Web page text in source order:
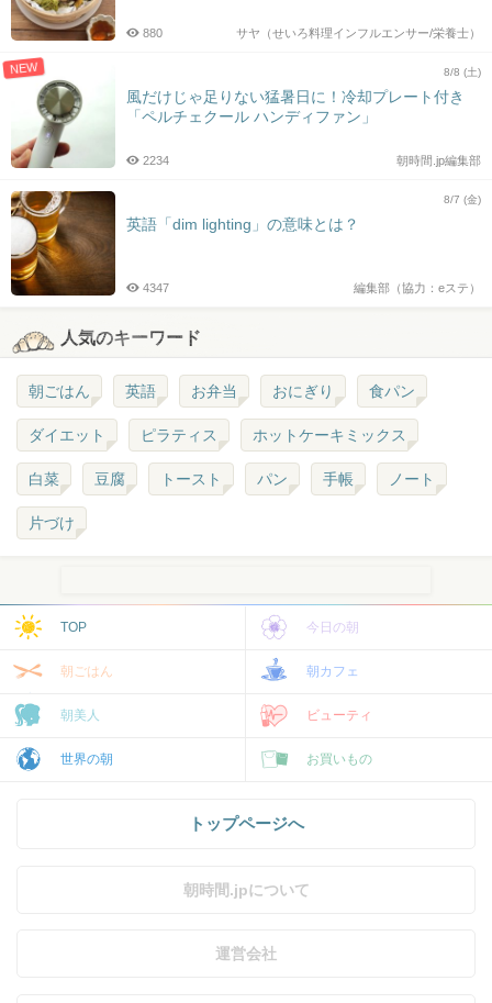
サヤ（せいろ料理インフルエンサー/栄養士）
880
NEW 8/8 (土)
風だけじゃ足りない猛暑日に！冷却プレート付き
「ペルチェクール ハンディファン」
朝時間.jp編集部
2234
8/7 (金)
英語「dim lighting」の意味とは？
編集部（協力：eステ）
4347
人気のキーワード
朝ごはん 英語 お弁当 おにぎり 食パン
ダイエット ピラティス ホットケーキミックス
白菜 豆腐 トースト パン 手帳 ノート
片づけ
TOP 今日の朝
朝ごはん 朝カフェ
朝美人 ビューティ
世界の朝 お買いもの
トップページへ
朝時間.jpについて
運営会社